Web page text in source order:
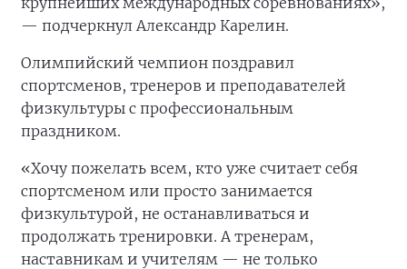
— подчеркнул Александр Карелин.
Олимпийский чемпион поздравил
спортсменов, тренеров и преподавателей
физкультуры с профессиональным
праздником.
«Хочу пожелать всем, кто уже считает себя
спортсменом или просто занимается
физкультурой, не останавливаться и
продолжать тренировки. А тренерам,
наставникам и учителям — не только